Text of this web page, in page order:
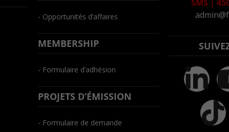
- Opportunités d’affaires
MEMBERSHIP
- Formulaire d’adhésion
PROJETS D’ÉMISSION
- Formulaire de demande
SMS |